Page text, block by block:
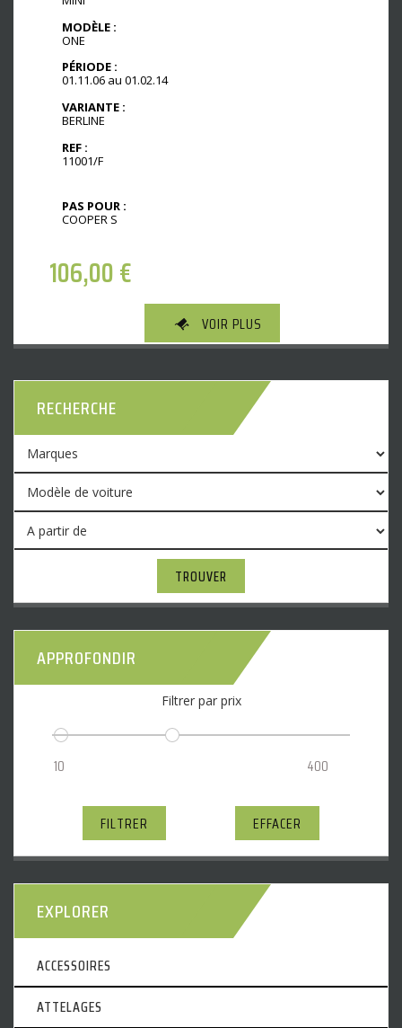
MODÈLE :
ONE
PÉRIODE :
01.11.06 au 01.02.14
VARIANTE :
BERLINE
REF :
11001/F
PAS POUR :
COOPER S
106,00€
VOIR PLUS
RECHERCHE
TROUVER
APPROFONDIR
Filtrer par prix
FILTRER EFFACER
EXPLORER
ACCESSOIRES
ATTELAGES